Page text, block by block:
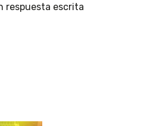
respuesta escrita